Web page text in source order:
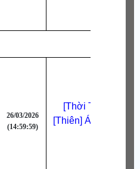
26/03/2026
(14:59:59)
[Thời Trang Bậc
[Thiên] Áo Choàng